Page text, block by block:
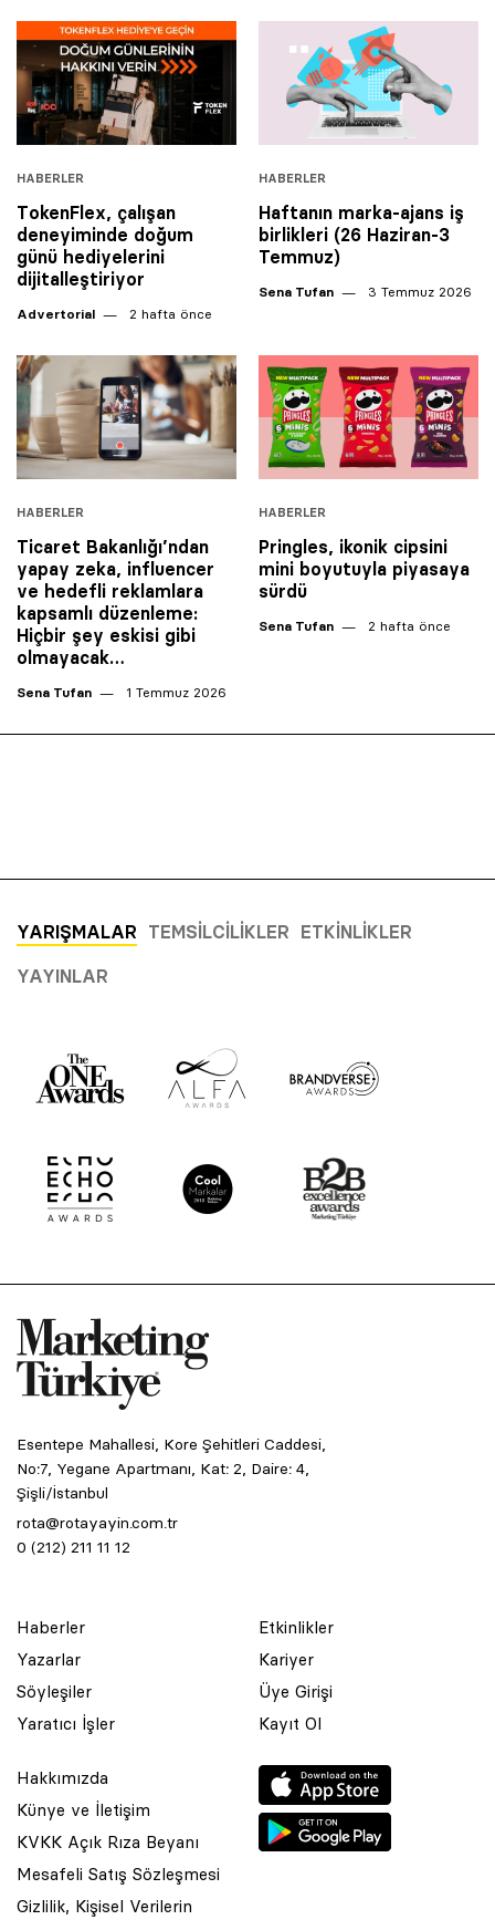
HABERLER
TokenFlex, çalışan
deneyiminde doğum
günü hediyelerini
dijitalleştiriyor
Advertorial 2 hafta önce
HABERLER
Haftanın marka-ajans iş
birlikleri (26 Haziran-3
Temmuz)
Sena Tufan 3 Temmuz 2026
HABERLER
Ticaret Bakanlığı’ndan
yapay zeka, influencer
ve hedefli reklamlara
kapsamlı düzenleme:
Hiçbir şey eskisi gibi
olmayacak…
Sena Tufan 1 Temmuz 2026
HABERLER
Pringles, ikonik cipsini
mini boyutuyla piyasaya
sürdü
Sena Tufan 2 hafta önce
YARIŞMALAR TEMSILCILIKLER ETKINLIKLER
YAYINLAR
Esentepe Mahallesi, Kore Şehitleri Caddesi,
No:7, Yegane Apartmanı, Kat: 2, Daire: 4,
Şişli/İstanbul
rota@rotayayin.com.tr
0 (212) 211 11 12
Haberler
Yazarlar
Söyleşiler
Yaratıcı İşler
Etkinlikler
Kariyer
Üye Girişi
Kayıt Ol
Hakkımızda
Künye ve İletişim
KVKK Açık Rıza Beyanı
Mesafeli Satış Sözleşmesi
Gizlilik, Kişisel Verilerin